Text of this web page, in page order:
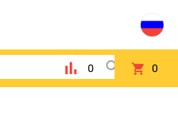
0 0